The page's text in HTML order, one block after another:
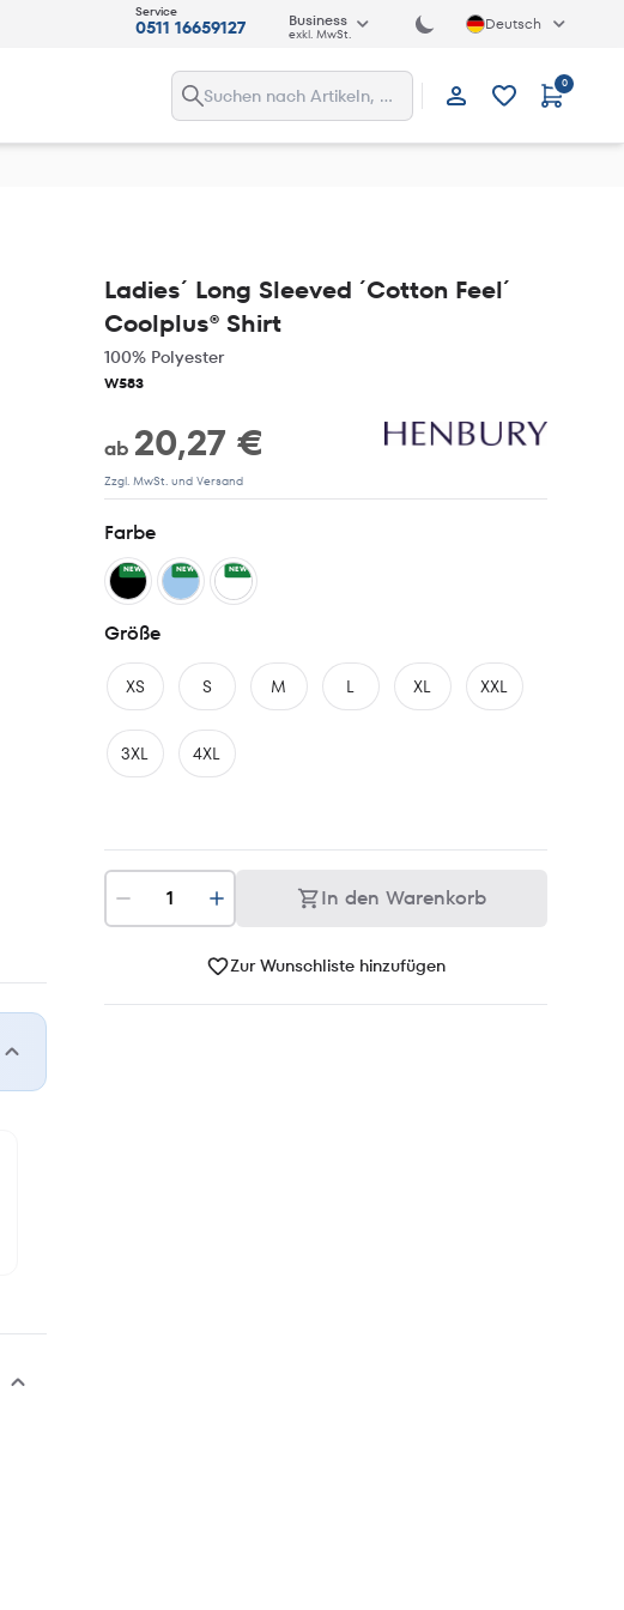
Service
0511 16659127 Business
exkl. MwSt. Deutsch
Anmelden
0
Ladies´ Long Sleeved ´Cotton Feel´
Coolplus® Shirt
100% Polyester
W583
ab 20,27 €
Zzgl. MwSt. und Versand
Farbe
NEW NEW NEW
Größe
XS S M L XL XXL
3XL 4XL
In den Warenkorb
Zur Wunschliste hinzufügen